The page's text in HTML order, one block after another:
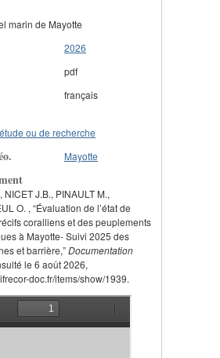
marin de Mayotte
2026
pdf
français
ou de recherche
Mayotte
NICET J.B., PINAULT M.,
O. , “Évaluation de l’état de
coralliens et des peuplements
à Mayotte- Suivi 2025 des
et barrière,”Documentation
le 6 août 2026,
doc.fr/items/show/1939.